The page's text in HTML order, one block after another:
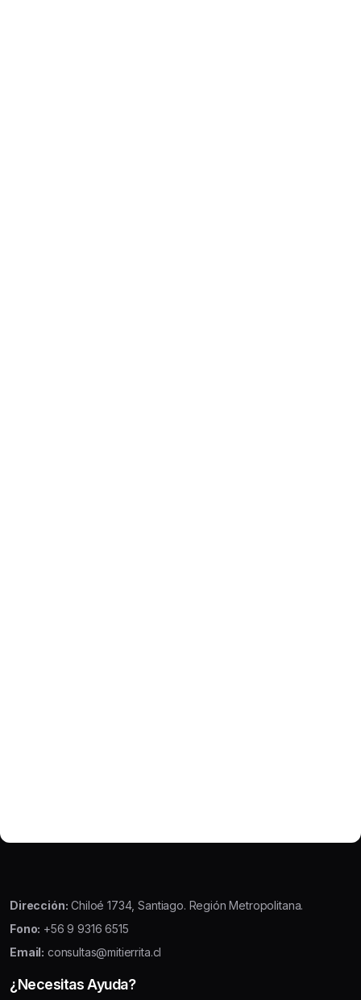
Dirección: Chiloé 1734, Santiago. Región Metropolitana.
Fono: +56 9 9316 6515
Email: consultas@mitierrita.cl
¿Necesitas Ayuda?